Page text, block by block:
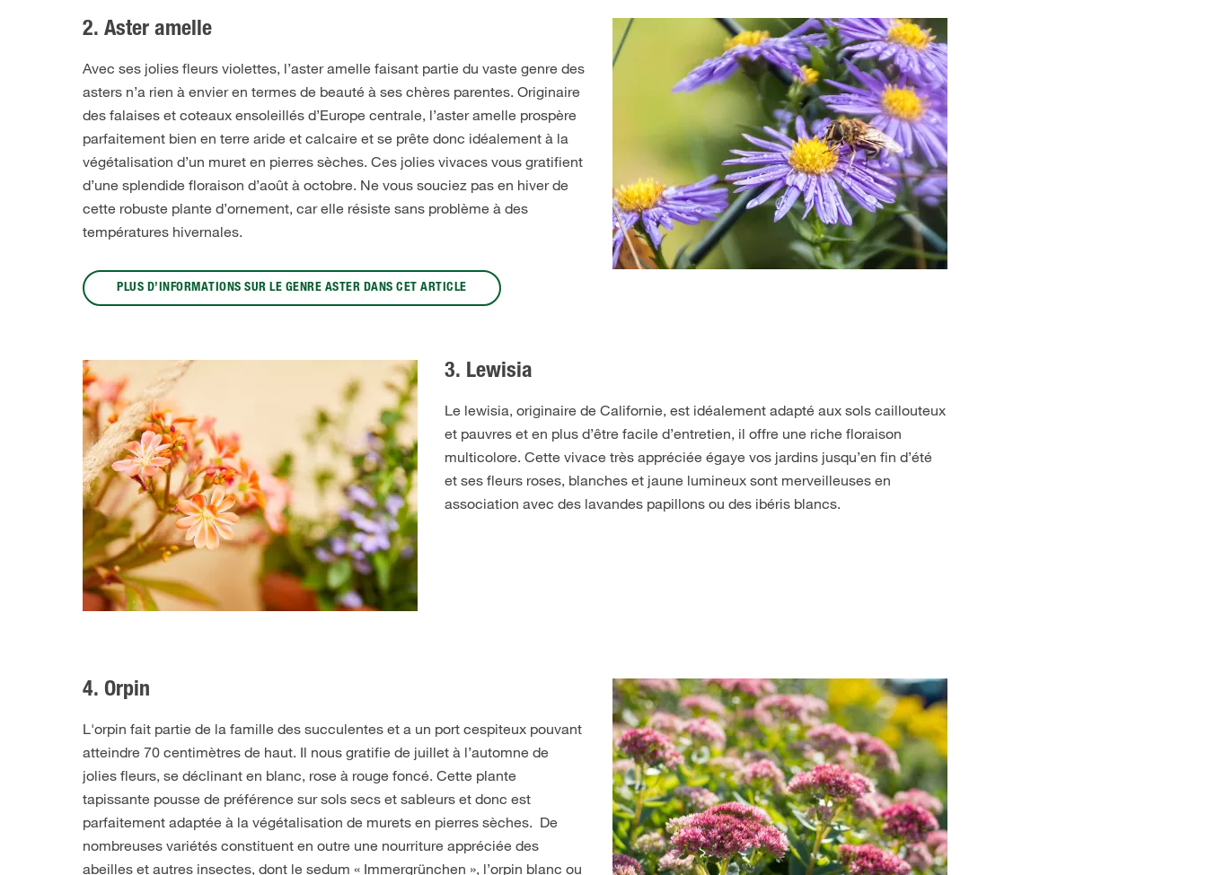
2. Aster amelle
Avec ses jolies fleurs violettes, l’aster amelle faisant partie du vaste genre des
asters n’a rien à envier en termes de beauté à ses chères parentes. Originaire
des falaises et coteaux ensoleillés d’Europe centrale, l’aster amelle prospère
parfaitement bien en terre aride et calcaire et se prête donc idéalement à la
végétalisation d’un muret en pierres sèches. Ces jolies vivaces vous gratifient
d’une splendide floraison d’août à octobre. Ne vous souciez pas en hiver de
cette robuste plante d’ornement, car elle résiste sans problème à des
températures hivernales.
PLUS D’INFORMATIONS SUR LE GENRE ASTER DANS CET ARTICLE
3. Lewisia
Le lewisia, originaire de Californie, est idéalement adapté aux sols caillouteux
et pauvres et en plus d’être facile d’entretien, il offre une riche floraison
multicolore. Cette vivace très appréciée égaye vos jardins jusqu’en fin d’été
et ses fleurs roses, blanches et jaune lumineux sont merveilleuses en
association avec des lavandes papillons ou des ibéris blancs.
4. Orpin
L'orpin fait partie de la famille des succulentes et a un port cespiteux pouvant
atteindre 70 centimètres de haut. Il nous gratifie de juillet à l’automne de
jolies fleurs, se déclinant en blanc, rose à rouge foncé. Cette plante
tapissante pousse de préférence sur sols secs et sableurs et donc est
parfaitement adaptée à la végétalisation de murets en pierres sèches. De
nombreuses variétés constituent en outre une nourriture appréciée des
abeilles et autres insectes, dont le sedum « Immergrünchen », l’orpin blanc ou